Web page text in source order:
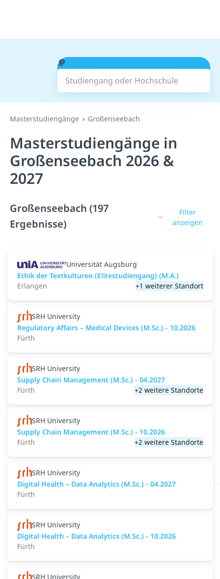
Studiengang oder Hochschule
Suchen
Masterstudiengänge Großenseebach
Masterstudiengänge in
Großenseebach 2026 &
2027
Großenseebach (197
Ergebnisse)
Filter
anzeigen
Universität Augsburg
Ethik der Textkulturen (Elitestudiengang) (M.A.)
Erlangen
+1 weiterer Standort
SRH University
Regulatory Affairs – Medical Devices (M.Sc.) - 10.2026
Fürth
SRH University
Supply Chain Management (M.Sc.) - 04.2027
Fürth
+2 weitere Standorte
SRH University
Supply Chain Management (M.Sc.) - 10.2026
Fürth
+2 weitere Standorte
SRH University
Digital Health – Data Analytics (M.Sc.) - 04.2027
Fürth
SRH University
Digital Health – Data Analytics (M.Sc.) - 10.2026
Fürth
SRH University